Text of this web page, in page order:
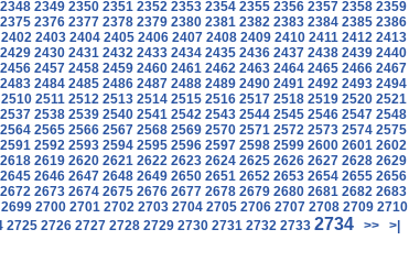
2348 2349 2350 2351 2352 2353 2354 2355 2356 2357 2358 2359
2375 2376 2377 2378 2379 2380 2381 2382 2383 2384 2385 2386
2402 2403 2404 2405 2406 2407 2408 2409 2410 2411 2412 2413
2429 2430 2431 2432 2433 2434 2435 2436 2437 2438 2439 2440
2456 2457 2458 2459 2460 2461 2462 2463 2464 2465 2466 2467
2483 2484 2485 2486 2487 2488 2489 2490 2491 2492 2493 2494
2510 2511 2512 2513 2514 2515 2516 2517 2518 2519 2520 2521
2537 2538 2539 2540 2541 2542 2543 2544 2545 2546 2547 2548
2564 2565 2566 2567 2568 2569 2570 2571 2572 2573 2574 2575
2591 2592 2593 2594 2595 2596 2597 2598 2599 2600 2601 2602
2618 2619 2620 2621 2622 2623 2624 2625 2626 2627 2628 2629
2645 2646 2647 2648 2649 2650 2651 2652 2653 2654 2655 2656
2672 2673 2674 2675 2676 2677 2678 2679 2680 2681 2682 2683
2699 2700 2701 2702 2703 2704 2705 2706 2707 2708 2709 2710
2725 2726 2727 2728 2729 2730 2731 2732 2733 2734 >> >|